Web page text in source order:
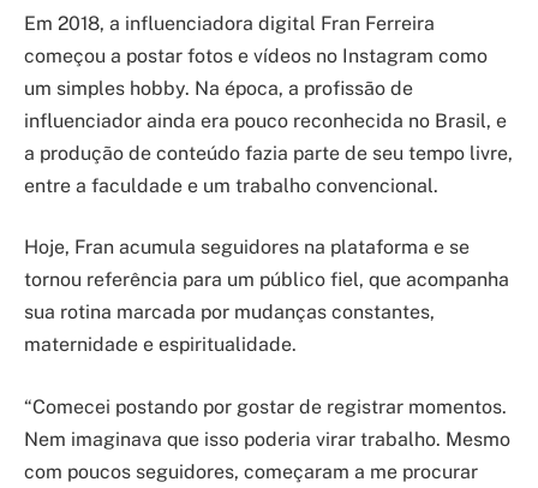
Em 2018, a influenciadora digital Fran Ferreira
começou a postar fotos e vídeos no Instagram como
um simples hobby. Na época, a profissão de
influenciador ainda era pouco reconhecida no Brasil, e
a produção de conteúdo fazia parte de seu tempo livre,
entre a faculdade e um trabalho convencional.
Hoje, Fran acumula seguidores na plataforma e se
tornou referência para um público fiel, que acompanha
sua rotina marcada por mudanças constantes,
maternidade e espiritualidade.
“Comecei postando por gostar de registrar momentos.
Nem imaginava que isso poderia virar trabalho. Mesmo
com poucos seguidores, começaram a me procurar